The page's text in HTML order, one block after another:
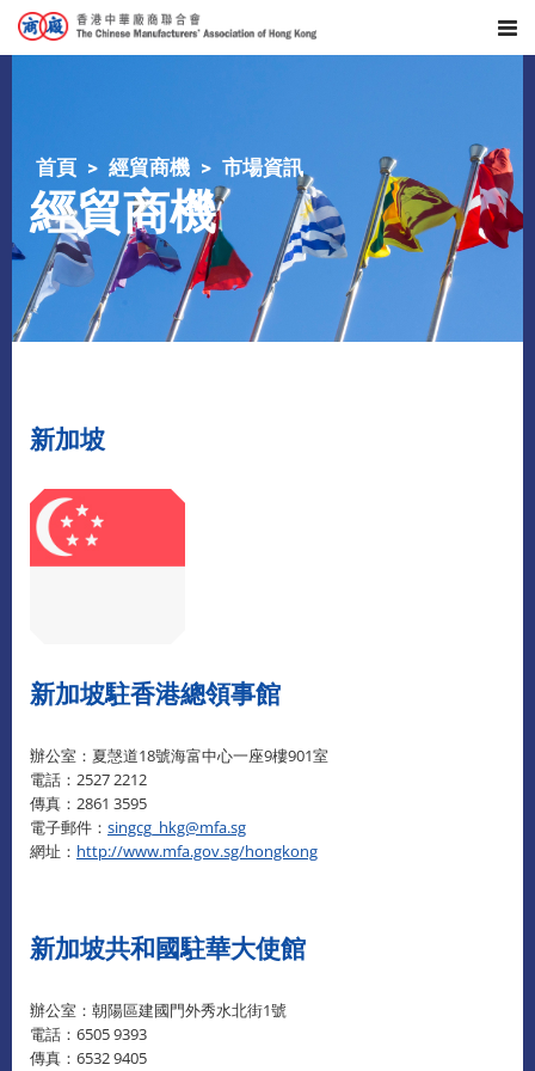
首頁 經貿商機 市場資訊
經貿商機
新加坡
新加坡駐香港總領事館
辦公室：夏愨道18號海富中心一座9樓901室
電話：2527 2212
傳真：2861 3595
電子郵件： singcg_hkg@mfa.sg
網址： http://www.mfa.gov.sg/hongkong
新加坡共和國駐華大使館
辦公室：朝陽區建國門外秀水北街1號
電話：6505 9393
傳真：6532 9405